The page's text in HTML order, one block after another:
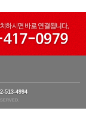
513-4994